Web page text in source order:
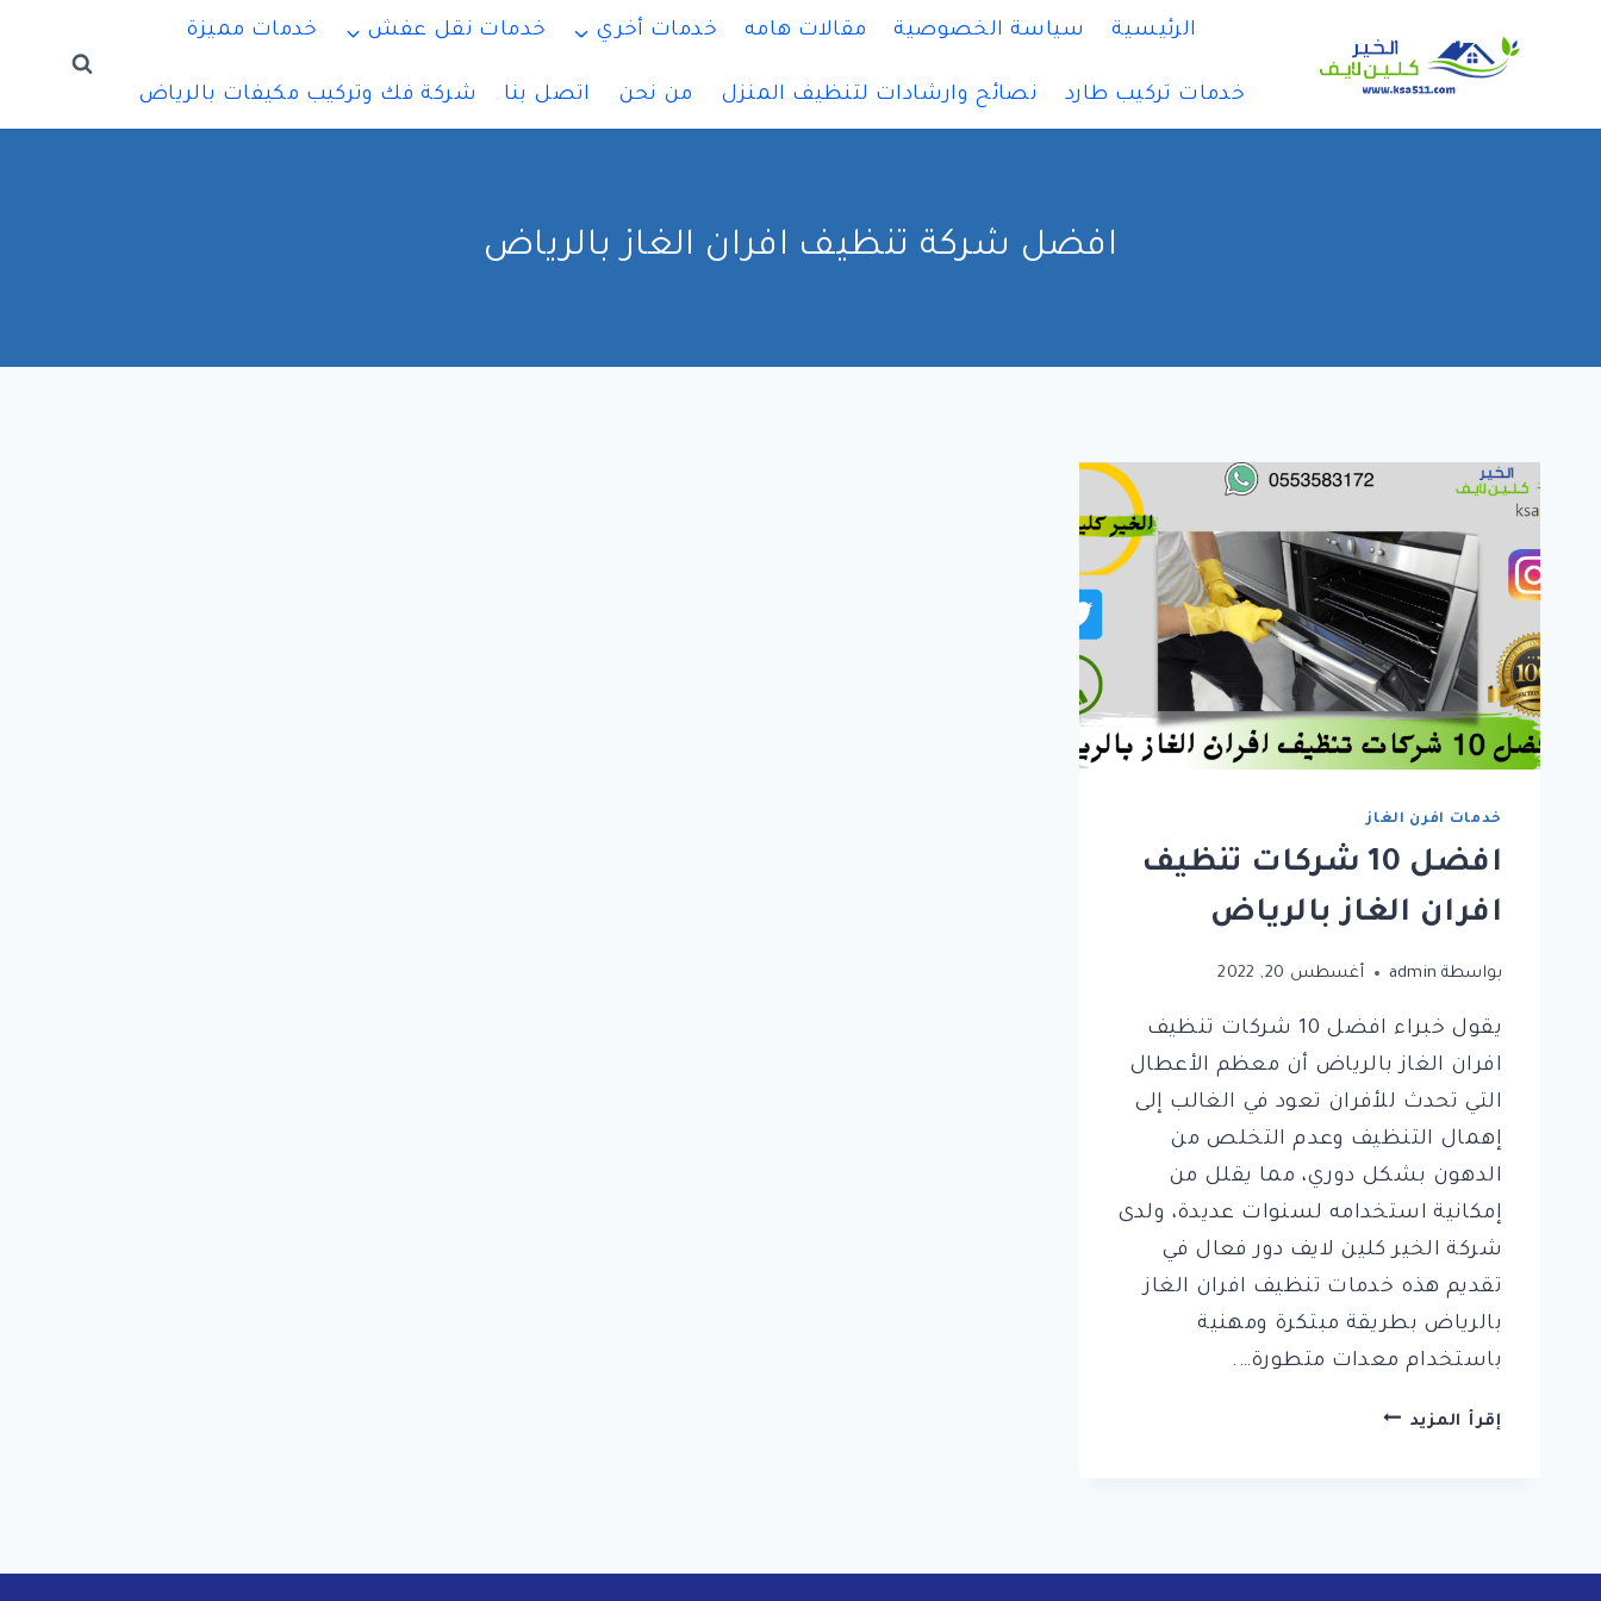
الرئيسية سياسة الخصوصية مقالات هامه خدمات أخري خدمات نقل عفش خدمات مميزة
خدمات تركيب طارد نصائح وارشادات لتنظيف المنزل من نحن اتصل بنا شركة فك وتركيب مكيفات بالرياض
افضل شركة تنظيف افران الغاز بالرياض
خدمات افرن الغاز
افضل 10 شركات تنظيف
افران الغاز بالرياض
بواسطة admin أغسطس 20, 2022
يقول خبراء افضل 10 شركات تنظيف
افران الغاز بالرياض أن معظم الأعطال
التي تحدث للأفران تعود في الغالب إلى
إهمال التنظيف وعدم التخلص من
الدهون بشكل دوري، مما يقلل من
إمكانية استخدامه لسنوات عديدة، ولدى
شركة الخير كلين لايف دور فعال في
تقديم هذه خدمات تنظيف افران الغاز
بالرياض بطريقة مبتكرة ومهنية
باستخدام معدات متطورة….
إقرأ المزيد افضل